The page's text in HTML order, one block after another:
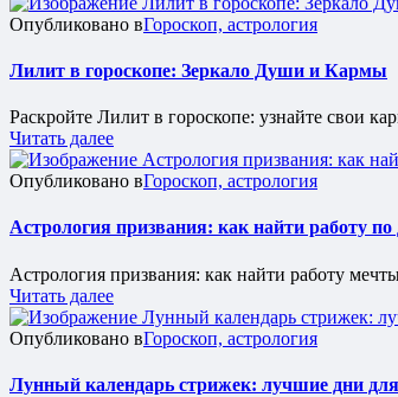
Опубликовано вГороскоп, астрология
Лилит в гороскопе: Зеркало Души и Кармы
Раскройте Лилит в гороскопе: узнайте свои
Читать далее
Опубликовано вГороскоп, астрология
Астрология призвания: как найти работу
Астрология призвания: как найти работу
Читать далее
Опубликовано вГороскоп, астрология
Лунный календарь стрижек: лучшие дни